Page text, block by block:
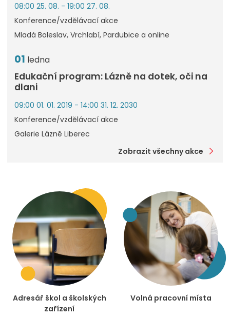
08:00 25. 08. - 19:00 27. 08.
Konference/vzdělávací akce
Mladá Boleslav, Vrchlabí, Pardubice a online
01 ledna
Edukační program: Lázně na dotek, oči na
dlani
09:00 01. 01. 2019 - 14:00 31. 12. 2030
Konference/vzdělávací akce
Galerie Lázně Liberec
Zobrazit všechny akce
Adresář škol a školských
zařízení
Volná pracovní místa